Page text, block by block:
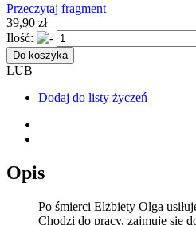
Przeczytaj fragment
39,90 zł
Ilość:
Do koszyka
LUB
Dodaj do listy życzeń
Opis
Po śmierci Elżbiety Olga
Chodzi do pracy, zajmuje się